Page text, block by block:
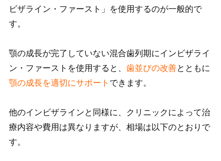
ビザライン・ファースト」を使用するのが一般的で
す。
顎の成長が完了していない混合歯列期にインビザライ
ン・ファーストを使用すると、 歯並びの改善とともに
顎の成長を適切にサポート できます。
他のインビザラインと同様に、クリニックによって治
療内容や費用は異なりますが、相場は以下のとおりで
す。